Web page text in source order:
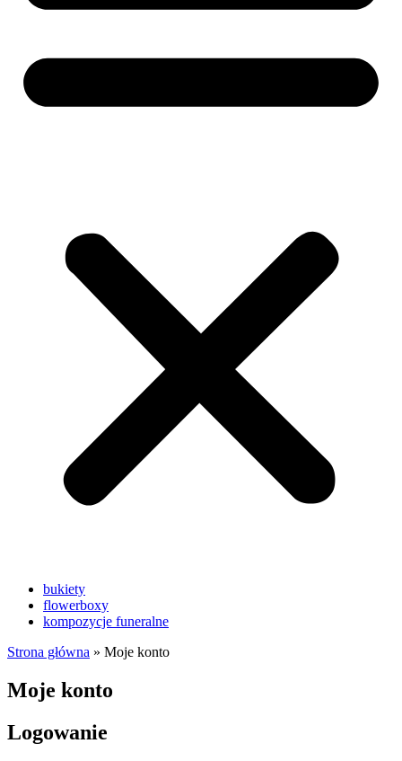
bukiety
flowerboxy
kompozycje funeralne
Strona główna » Moje konto
Moje konto
Logowanie